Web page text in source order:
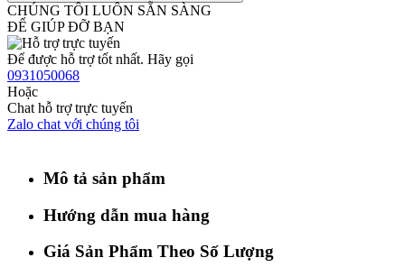
CHÚNG TÔI LUÔN SẴN SÀNG
ĐỂ GIÚP ĐỠ BẠN
Để được hỗ trợ tốt nhất. Hãy gọi
0931050068
Hoặc
Chat hỗ trợ trực tuyến
Zalo chat với chúng tôi
Mô tả sản phẩm
Hướng dẫn mua hàng
Giá Sản Phẩm Theo Số Lượng